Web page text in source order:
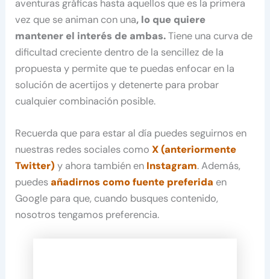
aventuras gráficas hasta aquellos que es la primera
vez que se animan con una, lo que quiere
mantener el interés de ambas.Tiene una curva de
dificultad creciente dentro de la sencillez de la
propuesta y permite que te puedas enfocar en la
solución de acertijos y detenerte para probar
cualquier combinación posible.
Recuerda que para estar al día puedes seguirnos en
nuestras redes sociales comoX (anteriormente
Twitter) y ahora también en Instagram. Además,
puedesañadirnos como fuente preferida en
Google para que, cuando busques contenido,
nosotros tengamos preferencia.